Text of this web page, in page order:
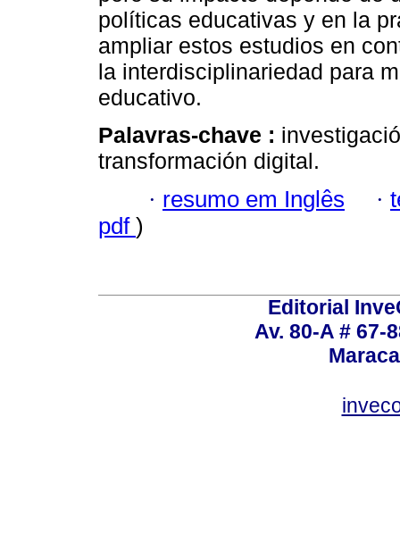
políticas educativas y en la
ampliar estos estudios en
la interdisciplinariedad para
educativo.
Palavras-chave :
transformación digital.
· resumo em Inglês ·
pdf )
Editorial
Av. 80-A # 67-